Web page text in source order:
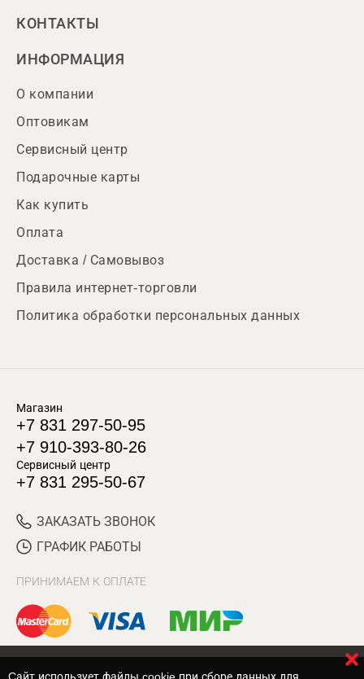
КОНТАКТЫ
ИНФОРМАЦИЯ
О компании
Оптовикам
Сервисный центр
Подарочные карты
Как купить
Оплата
Доставка / Самовывоз
Правила интернет-торговли
Политика обработки персональных данных
Магазин
+7 831 297-50-95
+7 910-393-80-26
Сервисный центр
+7 831 295-50-67
ЗАКАЗАТЬ ЗВОНОК
ГРАФИК РАБОТЫ
ПРИНИМАЕМ К ОПЛАТЕ